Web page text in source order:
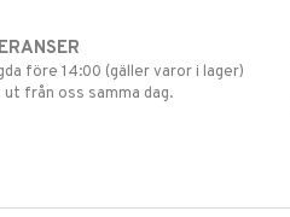
före 14:00 (gäller varor i lager)
från oss samma dag.